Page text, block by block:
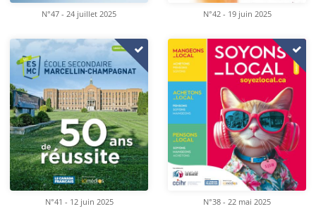
N°47 - 24 juillet 2025 N°42 - 19 juin 2025
N°41 - 12 juin 2025 N°38 - 22 mai 2025